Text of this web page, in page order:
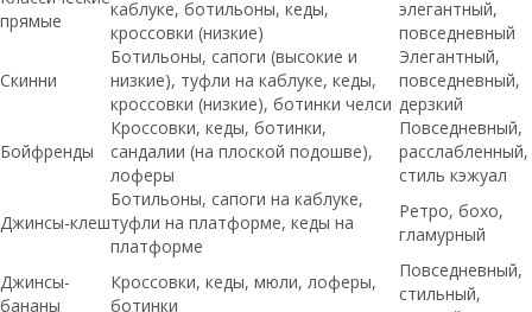
прямые
каблуке, ботильоны, кеды,
кроссовки (низкие)
элегантный,
повседневный
Скинни
Ботильоны, сапоги (высокие и
низкие), туфли на каблуке, кеды,
кроссовки (низкие), ботинки челси
Элегантный,
повседневный,
дерзкий
Бойфренды
Кроссовки, кеды, ботинки,
сандалии (на плоской подошве),
лоферы
Повседневный,
расслабленный,
стиль кэжуал
Джинсы-клеш
Ботильоны, сапоги на каблуке,
туфли на платформе, кеды на
платформе
Ретро, бохо,
гламурный
Джинсы-
бананы
Кроссовки, кеды, мюли, лоферы,
ботинки
Повседневный,
стильный,